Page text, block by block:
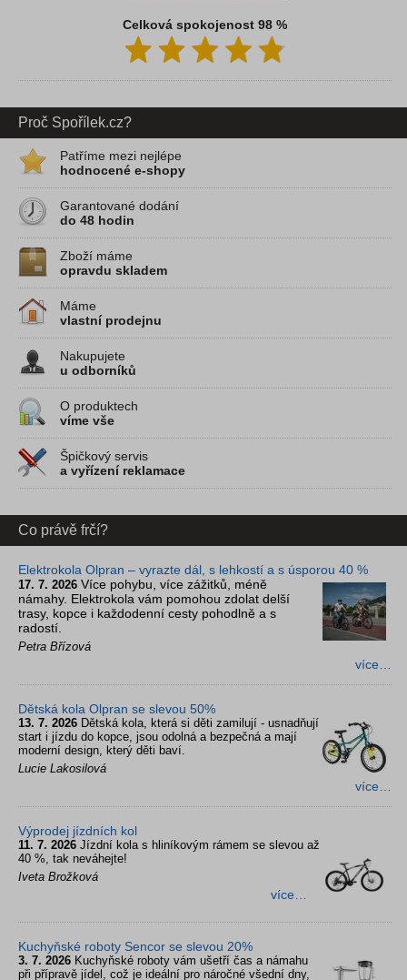
Celková spokojenost 98 %
Proč Spořílek.cz?
Patříme mezi nejlépe
hodnocené e-shopy
Garantované dodání
do 48 hodin
Zboží máme
opravdu skladem
Máme
vlastní prodejnu
Nakupujete
u odborníků
O produktech
víme vše
Špičkový servis
a vyřízení reklamace
Co právě frčí?
Elektrokola Olpran – vyrazte dál, s lehkostí a s úsporou 40 %
17. 7. 2026 Více pohybu, více zážitků, méně
námahy. Elektrokola vám pomohou zdolat delší
trasy, kopce i každodenní cesty pohodlně a s
radostí.
Petra Břízová
více…
Dětská kola Olpran se slevou 50%
13. 7. 2026 Dětská kola, která si děti zamilují - usnadňují
start i jízdu do kopce, jsou odolná a bezpečná a mají
moderní design, který děti baví.
Lucie Lakosilová
více…
Výprodej jízdních kol
11. 7. 2026 Jízdní kola s hliníkovým rámem se slevou až
40 %, tak neváhejte!
Iveta Brožková
více…
Kuchyňské roboty Sencor se slevou 20%
3. 7. 2026 Kuchyňské roboty vám ušetří čas a námahu
při přípravě jídel, což je ideální pro náročné všední dny,